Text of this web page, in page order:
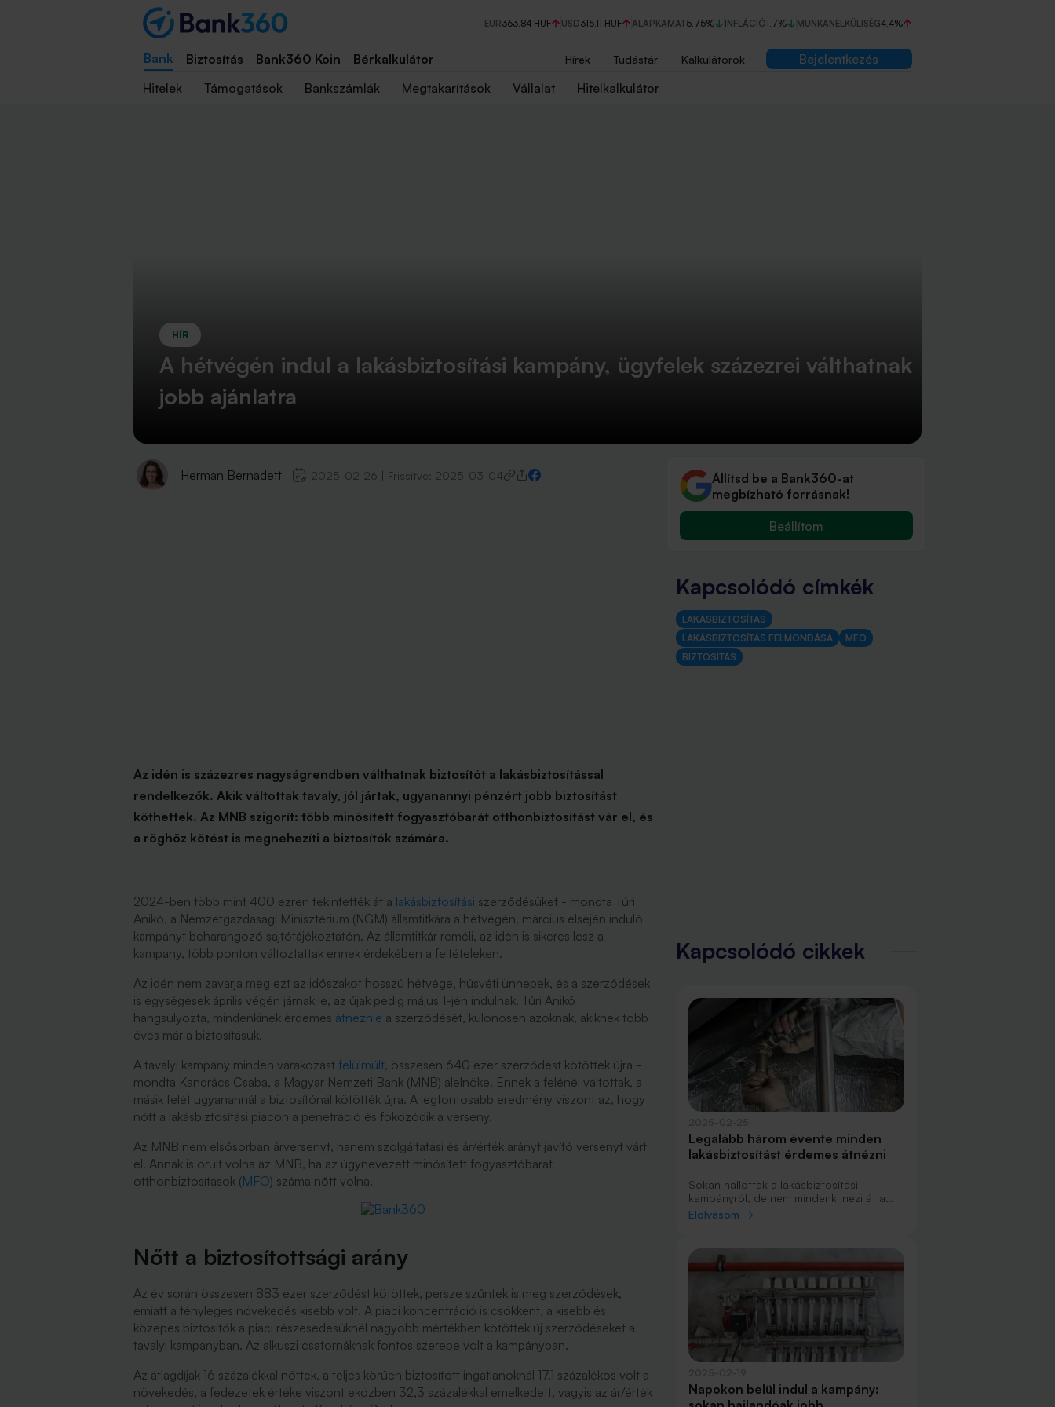
EUR363,84 HUF USD315,11 HUF ALAPKAMAT5,75% INFLÁCIÓ1,7% MUNKANÉLKÜLISÉG4,4%
Bank Biztosítás Bank360 Koin Bérkalkulátor Hírek Tudástár Kalkulátorok
Bejelentkezés
Hitelek
Támogatások Bankszámlák Megtakarítások Vállalat Hitelkalkulátor
HÍR
A hétvégén indul a lakásbiztosítási kampány, ügyfelek százezrei válthatnak
jobb ajánlatra
Herman Bernadett 2025-02-26 Frissítve: 2025-03-04
Az idén is százezres nagyságrendben válthatnak biztosítót a lakásbiztosítással
rendelkezők. Akik váltottak tavaly, jól jártak, ugyanannyi pénzért jobb biztosítást
köthettek. Az MNB szigorít: több minősített fogyasztóbarát otthonbiztosítást vár el, és
a röghöz kötést is megnehezíti a biztosítók számára.
2024-ben több mint 400 ezren tekintették át a lakásbiztosítási szerződésüket - mondta Túri
Anikó, a Nemzetgazdasági Minisztérium (NGM) államtitkára a hétvégén, március elsején induló
kampányt beharangozó sajtótájékoztatón. Az államtitkár reméli, az idén is sikeres lesz a
kampány, több ponton változtattak ennek érdekében a feltételeken.
Az idén nem zavarja meg ezt az időszakot hosszú hétvége, húsvéti ünnepek, és a szerződések
is egységesek április végén járnak le, az újak pedig május 1-jén indulnak. Túri Anikó
hangsúlyozta, mindenkinek érdemes átnéznie a szerződését, különösen azoknak, akiknek több
éves már a biztosításuk.
A tavalyi kampány minden várakozást felülmúlt, összesen 640 ezer szerződést kötöttek újra -
mondta Kandrács Csaba, a Magyar Nemzeti Bank (MNB) alelnöke. Ennek a felénél váltottak, a
másik felét ugyanannál a biztosítónál kötötték újra. A legfontosabb eredmény viszont az, hogy
nőtt a lakásbiztosítási piacon a penetráció és fokozódik a verseny.
Az MNB nem elsősorban árversenyt, hanem szolgáltatási és ár/érték arányt javító versenyt várt
el. Annak is örült volna az MNB, ha az úgynevezett minősített fogyasztóbarát
otthonbiztosítások (MFO) száma nőtt volna.
Nőtt a biztosítottsági arány
Az év során összesen 883 ezer szerződést kötöttek, persze szűntek is meg szerződések,
emiatt a tényleges növekedés kisebb volt. A piaci koncentráció is csökkent, a kisebb és
közepes biztosítók a piaci részesedésüknél nagyobb mértékben kötöttek új szerződéseket a
tavalyi kampányban. Az alkuszi csatornáknak fontos szerepe volt a kampányban.
Az átlagdíjak 16 százalékkal nőttek, a teljes körűen biztosított ingatlanoknál 17,1 százalékos volt a
növekedés, a fedezetek értéke viszont eközben 32,3 százalékkal emelkedett, vagyis az ár/érték
Állítsd be a Bank360-at
megbízható forrásnak!
Beállítom
Kapcsolódó címkék
LAKÁSBIZTOSÍTÁS
LAKÁSBIZTOSÍTÁS FELMONDÁSA
MFO
BIZTOSÍTÁS
Kapcsolódó cikkek
Legalább három évente minden
lakásbiztosítást érdemes átnézni
Sokan hallottak a lakásbiztosítási
kampányról, de nem mindenki nézi át a
szerződését. Azért is érdemes lehet
indul az idei szabad felmondási
lehetőség, ami egy hónapig tart.
Elolvasom
Napokon belül indul a kampány: